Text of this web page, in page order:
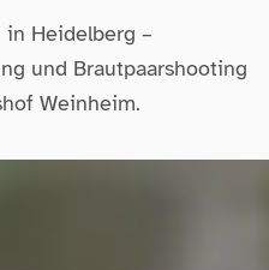
in Heidelberg –
und Brautpaarshooting
Weinheim.